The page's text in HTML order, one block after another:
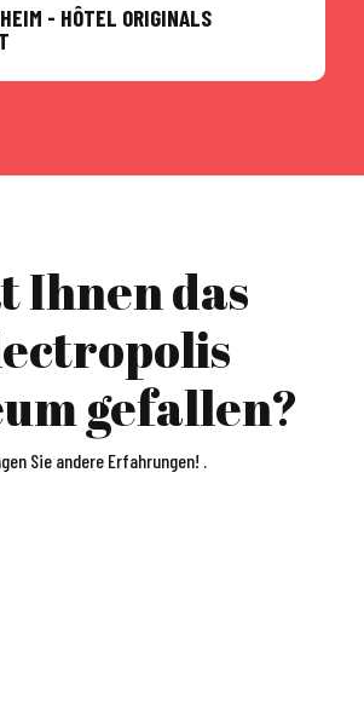
- HÔTEL ORIGINALS
Ihnen das
gefallen?
Sie andere Erfahrungen! .